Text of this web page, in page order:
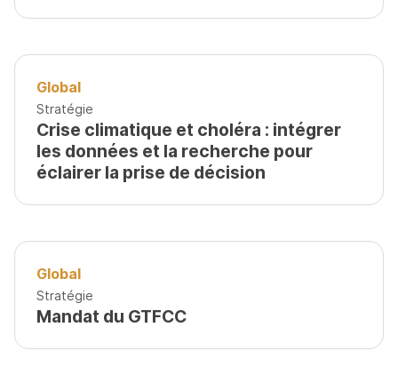
Global
Stratégie
Crise climatique et choléra : intégrer
les données et la recherche pour
éclairer la prise de décision
Global
Stratégie
Mandat du GTFCC